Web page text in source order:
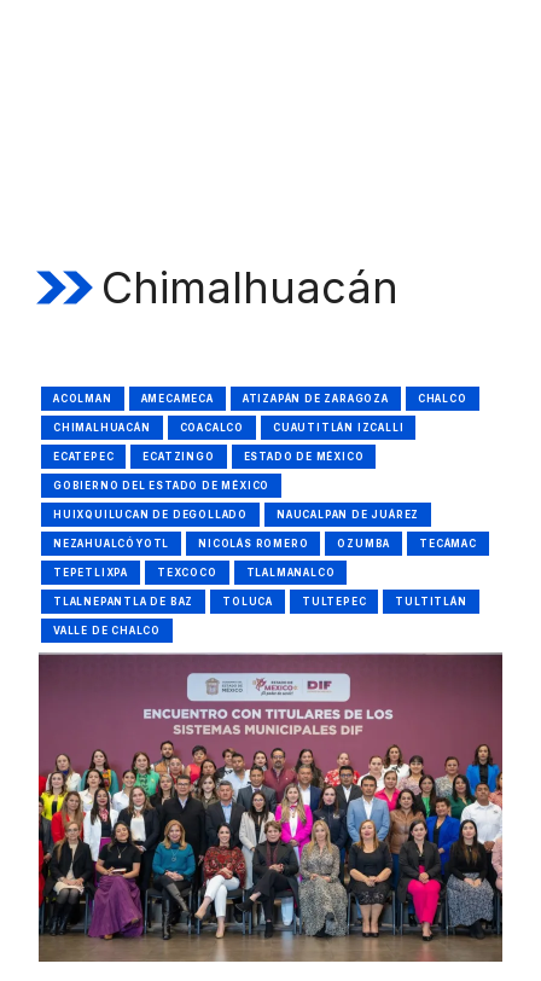
Chimalhuacán
ACOLMAN AMECAMECA ATIZAPÁN DE ZARAGOZA CHALCO
CHIMALHUACÁN COACALCO CUAUTITLÁN IZCALLI
ECATEPEC ECATZINGO ESTADO DE MÉXICO
GOBIERNO DEL ESTADO DE MÉXICO
HUIXQUILUCAN DE DEGOLLADO NAUCALPAN DE JUÁREZ
NEZAHUALCÓYOTL NICOLÁS ROMERO OZUMBA TECÁMAC
TEPETLIXPA TEXCOCO TLALMANALCO
TLALNEPANTLA DE BAZ TOLUCA TULTEPEC TULTITLÁN
VALLE DE CHALCO